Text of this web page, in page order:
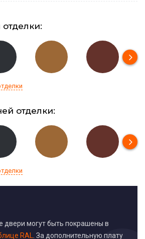
отделки:
двери могут быть покрашены в
RAL . За дополнительную плату